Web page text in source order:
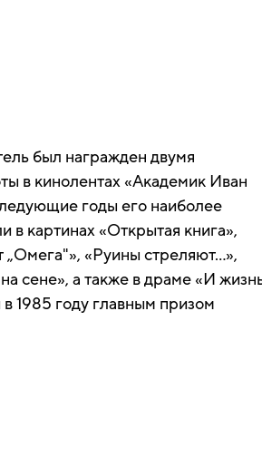
был награжден двумя
в кинолентах «Академик Иван
годы его наиболее
в картинах «Открытая книга»,
«Руины стреляют…»,
сене», а также в драме «И
1985 году главным призом